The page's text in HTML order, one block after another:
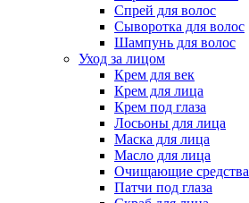
Спрей для волос
Сыворотка для волос
Шампунь для волос
Уход за лицом
Крем для век
Крем для лица
Крем под глаза
Лосьоны для лица
Маска для лица
Масло для лица
Очищающие средства
Патчи под глаза